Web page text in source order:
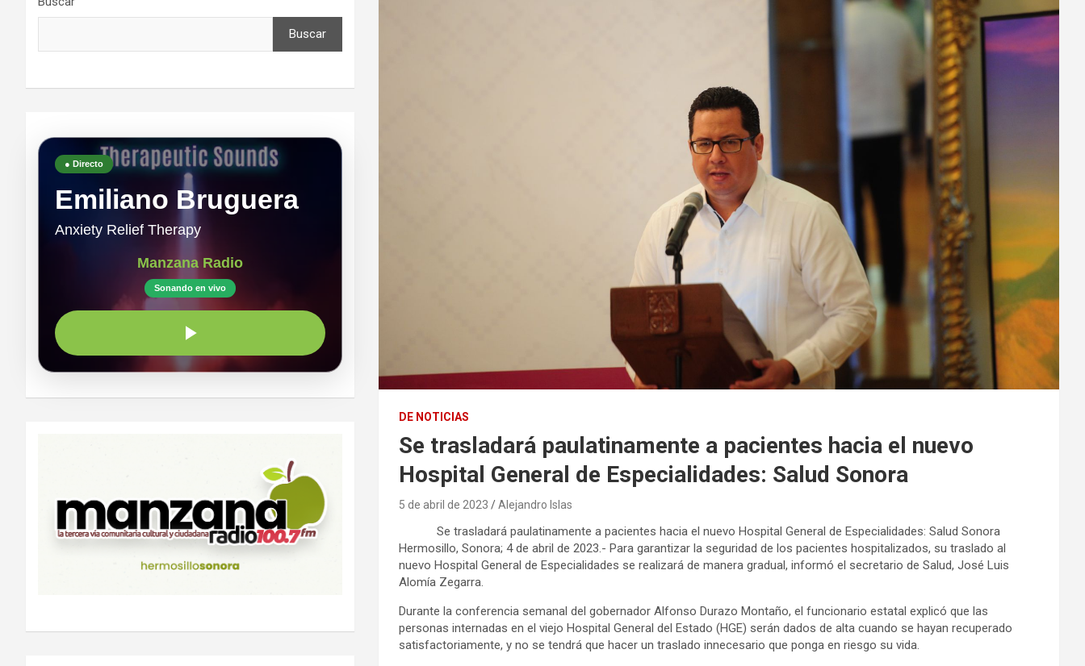
DE NOTICIAS
Se trasladará paulatinamente a pacientes hacia el nuevo
Hospital General de Especialidades: Salud Sonora
5 de abril de 2023 Alejandro Islas
Se trasladará paulatinamente a pacientes hacia el nuevo Hospital General de Especialidades: Salud Sonora
Hermosillo, Sonora; 4 de abril de 2023.- Para garantizar la seguridad de los pacientes hospitalizados, su traslado al
nuevo Hospital General de Especialidades se realizará de manera gradual, informó el secretario de Salud, José Luis
Alomía Zegarra.
Durante la conferencia semanal del gobernador Alfonso Durazo Montaño, el funcionario estatal explicó que las
personas internadas en el viejo Hospital General del Estado (HGE) serán dados de alta cuando se hayan recuperado
satisfactoriamente, y no se tendrá que hacer un traslado innecesario que ponga en riesgo su vida.
Buscar
● Directo
Emiliano Bruguera
Anxiety Relief Therapy
Manzana Radio
Sonando en vivo